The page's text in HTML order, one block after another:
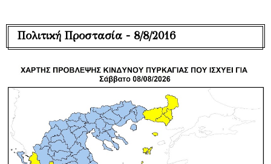
Πολιτική Προστασία - 8/8/2016